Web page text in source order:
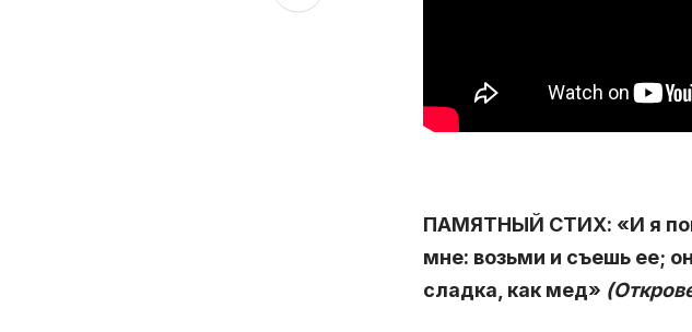
ПАМЯТНЫЙ СТИХ: «И я
мне: возьми и съешь ее;
сладка, как мед»